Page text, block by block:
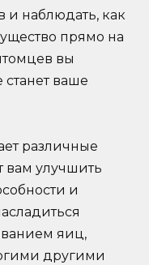
наблюдать, как
прямо на
вы
станет ваше
различные
вам улучшить
и
яиц,
другими